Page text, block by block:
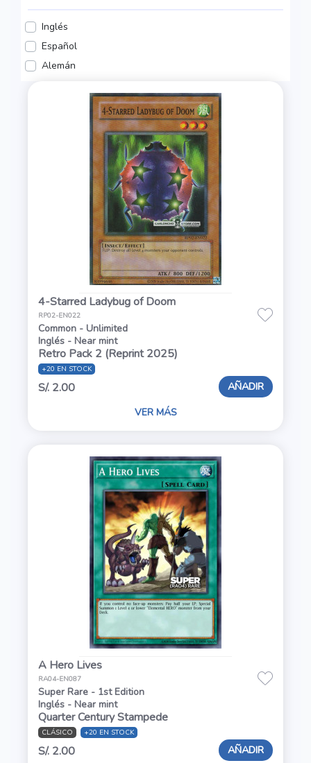
Inglés
Español
Alemán
4-Starred Ladybug of Doom
RP02-EN022
Common - Unlimited
Inglés - Near mint
Retro Pack 2 (Reprint 2025)
+20 EN STOCK
S/. 2.00 AÑADIR
VER MÁS
A Hero Lives
RA04-EN087
Super Rare - 1st Edition
Inglés - Near mint
Quarter Century Stampede
CLÁSICO +20 EN STOCK
S/. 2.00 AÑADIR